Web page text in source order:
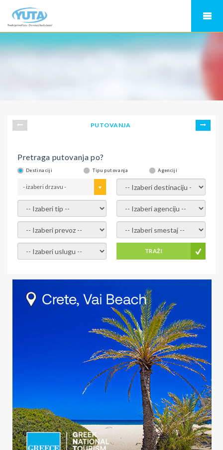
PUTOVANJA
Pretraga putovanja po?
Destinaciji Tipu putovanja Agenciji
- izaberi drzavu - - izaberi destinaciju -
- izaberi tip - - izaberi agenciju -
- izaberi prevoz - - Izaberite smestaj -
- Izaberite uslugu - TRAŽI